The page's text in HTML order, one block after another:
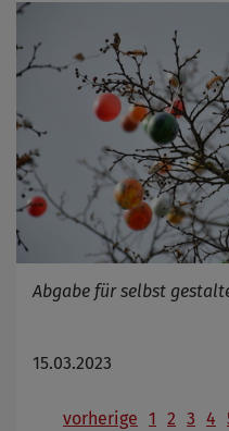
Abgabe für selbst
15.03.2023
vorherige 1 2 3 4